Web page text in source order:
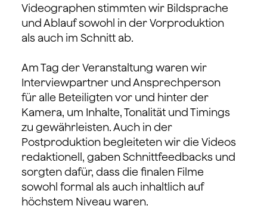
Videographen stimmten wir Bildsprache
und Ablauf sowohl in der Vorproduktion
als auch im Schnitt ab.
Am Tag der Veranstaltung waren wir
Interviewpartner und Ansprechperson
für alle Beteiligten vor und hinter der
Kamera, um Inhalte, Tonalität und Timings
zu gewährleisten. Auch in der
Postproduktion begleiteten wir die Videos
redaktionell, gaben Schnittfeedbacks und
sorgten dafür, dass die finalen Filme
sowohl formal als auch inhaltlich auf
höchstem Niveau waren.